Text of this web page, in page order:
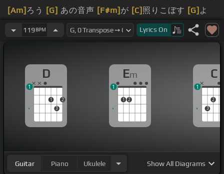
[Am] ろう [G] あの音声 [F#m] が [C] 照りこぼす [G] よ
無限の[Am] 声が[D]踏 み潰せ[F#]踏[G] み潰
せ直ぐ 我々の 血の一撃のファ イト地獄を[B]斬
[Em]戦場 へ 戦争へ[C]そして死の
淵ま
で命捨て た覚悟を
示せ[Em]よ 人生
を従順よ
そしてその [Em]全て[G]
をあげ
[Bm]
よう さあ [G] [D] 気づ[Em] [G]
せる
A.S.H.B.F.R.A.S.H.B.F.R.A.S.H.B.F.R.A.S.
も飛びない
119BPM Lyrics On
D
1
3
2
1
Em
1 2
1
C
3
2
1
Guitar Piano Ukulele ShowAll Diagrams